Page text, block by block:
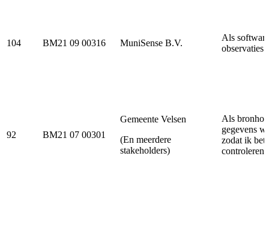
104 BM21 09 00316 MuniSense B.V.
Als
observaties
92 BM21 07 00301
Gemeente Velsen
(En meerdere
stakeholders)
Als
gegevens
zodat ik
controleren.